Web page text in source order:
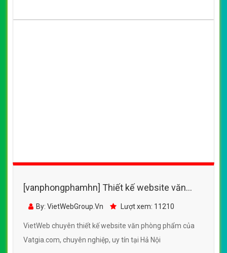
[vanphongphamhn] Thiết kế website văn
phòng phẩm của Vatgia.com đẹp SEO tốt
By: VietWebGroup.Vn Lượt xem: 11210
VietWeb chuyên thiết kế website văn phòng phẩm của
Vatgia.com, chuyên nghiệp, uy tín tại Hả Nội